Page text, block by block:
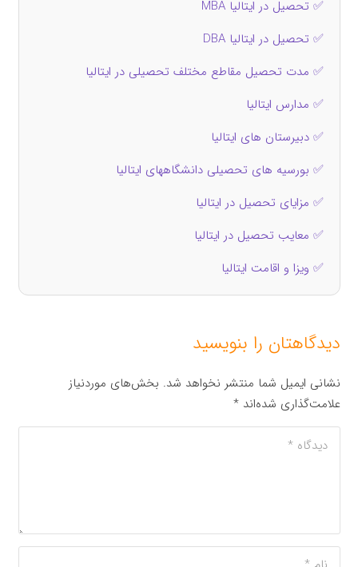
✅ تحصیل در ایتالیا MBA
✅ تحصیل در ایتالیا DBA
✅ مدت تحصیل مقاطع مختلف تحصیلی در ایتالیا
✅ مدارس ایتالیا
✅ دبیرستان های ایتالیا
✅ بورسیه های تحصیلی دانشگاههای ایتالیا
✅ مزایای تحصیل در ایتالیا
✅ معایب تحصیل در ایتالیا
✅ ویزا و اقامت ایتالیا
دیدگاهتان را بنویسید
نشانی ایمیل شما منتشر نخواهد شد. بخش‌های موردنیاز
علامت‌گذاری شده‌اند*